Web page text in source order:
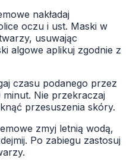
nakładaj
oczu i ust. Maski w
usuwając
algowe aplikuj zgodnie z
czasu podanego przez
Nie przekraczaj
przesuszenia skóry.
zmyj letnią wodą,
Po zabiegu zastosuj